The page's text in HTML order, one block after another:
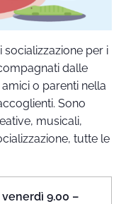
per i
dalle
o parenti nella
Sono
musicali,
tutte le
9.00 –